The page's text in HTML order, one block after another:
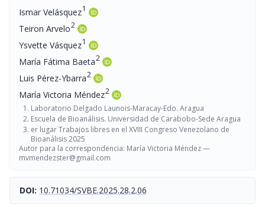
Ismar Velásquez1
Teiron Arvelo2
Ysvette Vásquez1
María Fátima Baeta2
Luis Pérez-Ybarra2
María Victoria Méndez2
Laboratorio Delgado Launois-Maracay-Edo. Aragua
Escuela de Bioanálisis. Universidad de Carabobo-Sede Aragua
er lugar Trabajos libres en el XVIII Congreso Venezolano de
Bioanálisis 2025
Autor para la correspondencia: María Victoria Méndez —
mvmendezster@gmail.com
DOI: 10.71034/SVBE.2025.28.2.06